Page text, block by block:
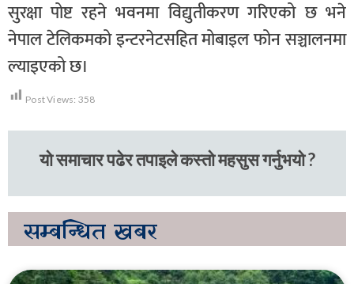
सुरक्षा पोष्ट रहने भवनमा विद्युतीकरण गरिएको छ भने
नेपाल टेलिकमको इन्टरनेटसहित मोबाइल फोन सञ्चालनमा
ल्याइएको छ।
Post Views: 358
यो समाचार पढेर तपाइले कस्तो महसुस गर्नुभयो ?
सम्बन्धित खबर